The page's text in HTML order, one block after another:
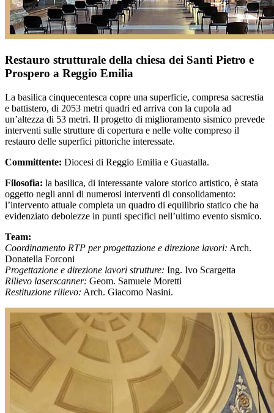
Restauro strutturale della chiesa dei Santi Pietro e
Prospero a Reggio Emilia
La basilica cinquecentesca copre una superficie, compresa sacrestia
e battistero, di 2053 metri quadri ed arriva con la cupola ad
un’altezza di 53 metri. Il progetto di miglioramento sismico prevede
interventi sulle strutture di copertura e nelle volte compreso il
restauro delle superfici pittoriche interessate.
Committente: Diocesi di Reggio Emilia e Guastalla.
Filosofia: la basilica, di interessante valore storico artistico, è stata
oggetto negli anni di numerosi interventi di consolidamento:
l’intervento attuale completa un quadro di equilibrio statico che ha
evidenziato debolezze in punti specifici nell’ultimo evento sismico.
Team:
Coordinamento RTP per progettazione e direzione lavori: Arch.
Donatella Forconi
Progettazione e direzione lavori strutture: Ing. Ivo Scargetta
Rilievo laserscanner: Geom. Samuele Moretti
Restituzione rilievo: Arch. Giacomo Nasini.